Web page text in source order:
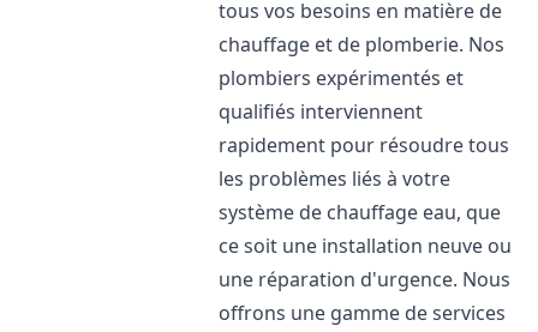
tous vos besoins en matière de
chauffage et de plomberie. Nos
plombiers expérimentés et
qualifiés interviennent
rapidement pour résoudre tous
les problèmes liés à votre
système de chauffage eau, que
ce soit une installation neuve ou
une réparation d'urgence. Nous
offrons une gamme de services